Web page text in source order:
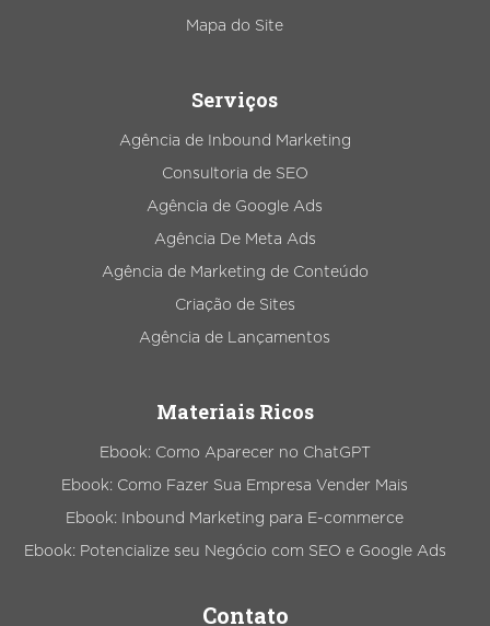
Mapa do Site
Serviços
Agência de Inbound Marketing
Consultoria de SEO
Agência de Google Ads
Agência De Meta Ads
Agência de Marketing de Conteúdo
Criação de Sites
Agência de Lançamentos
Materiais Ricos
Ebook: Como Aparecer no ChatGPT
Ebook: Como Fazer Sua Empresa Vender Mais
Ebook: Inbound Marketing para E-commerce
Ebook: Potencialize seu Negócio com SEO e Google Ads
Contato